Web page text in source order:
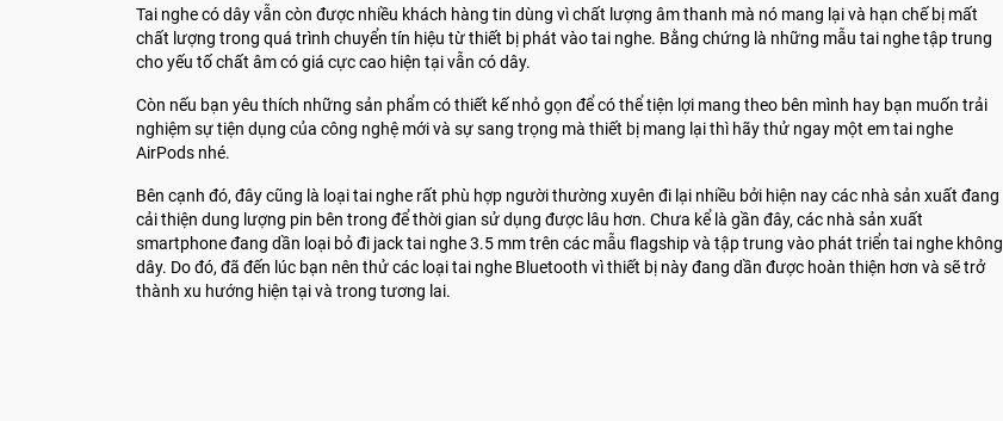
Tai nghe có dây vẫn còn được nhiều khách hàng tin dùng vì chất lượng âm thanh mà nó mang lại và hạn chế bị mất
chất lượng trong quá trình chuyển tín hiệu từ thiết bị phát vào tai nghe. Bằng chứng là những mẫu tai nghe tập trung
cho yếu tố chất âm có giá cực cao hiện tại vẫn có dây.
Còn nếu bạn yêu thích những sản phẩm có thiết kế nhỏ gọn để có thể tiện lợi mang theo bên mình hay bạn muốn trải
nghiệm sự tiện dụng của công nghệ mới và sự sang trọng mà thiết bị mang lại thì hãy thử ngay một em tai nghe
AirPods nhé.
Bên cạnh đó, đây cũng là loại tai nghe rất phù hợp người thường xuyên đi lại nhiều bởi hiện nay các nhà sản xuất đang
cải thiện dung lượng pin bên trong để thời gian sử dụng được lâu hơn. Chưa kể là gần đây, các nhà sản xuất
smartphone đang dần loại bỏ đi jack tai nghe 3.5 mm trên các mẫu flagship và tập trung vào phát triển tai nghe không
dây. Do đó, đã đến lúc bạn nên thử các loại tai nghe Bluetooth vì thiết bị này đang dần được hoàn thiện hơn và sẽ trở
thành xu hướng hiện tại và trong tương lai.